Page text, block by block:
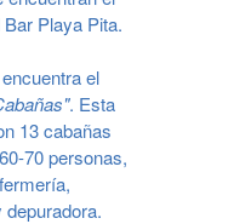
Playa Pita.
el
. Esta
13 cabañas
70 personas,